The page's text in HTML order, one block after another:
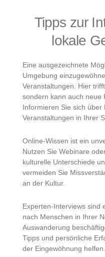
Tipps zur
lokale
Eine ausgezeichnete
Umgebung
Veranstaltungen. Hier
sondern kann auch neue
Informieren Sie sich
Veranstaltungen in Ihrer
Online-Wissen ist ein
Nutzen Sie Webinare
kulturelle Unterschiede
vermeiden Sie
an der Kultur.
Experten-Interviews sind
nach Menschen in Ihrer
Auswanderung
Tipps und persönliche
der Eingewöhnung helfen.